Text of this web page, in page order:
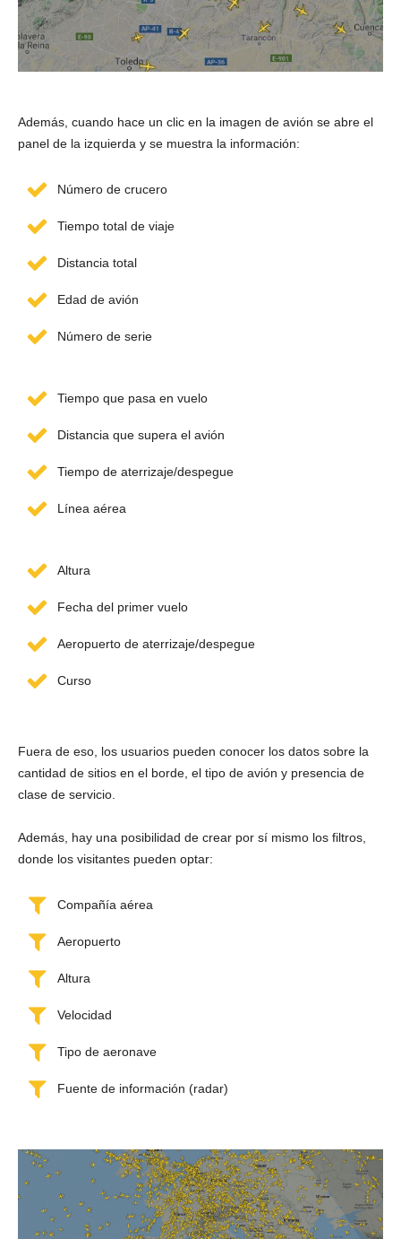
Además, cuando hace un clic en la imagen de avión se abre el
panel de la izquierda y se muestra la información:
Número de crucero
Tiempo total de viaje
Distancia total
Edad de avión
Número de serie
Tiempo que pasa en vuelo
Distancia que supera el avión
Tiempo de aterrizaje/despegue
Línea aérea
Altura
Fecha del primer vuelo
Aeropuerto de aterrizaje/despegue
Curso
Fuera de eso, los usuarios pueden conocer los datos sobre la
cantidad de sitios en el borde, el tipo de avión y presencia de
clase de servicio.
Además, hay una posibilidad de crear por sí mismo los filtros,
donde los visitantes pueden optar:
Compañía aérea
Aeropuerto
Altura
Velocidad
Tipo de aeronave
Fuente de información (radar)